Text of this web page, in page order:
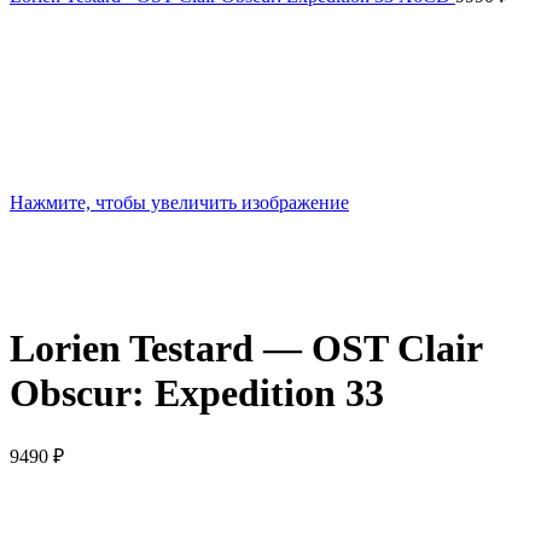
Нажмите, чтобы увеличить изображение
Lorien Testard — OST Clair
Obscur: Expedition 33
9490 ₽